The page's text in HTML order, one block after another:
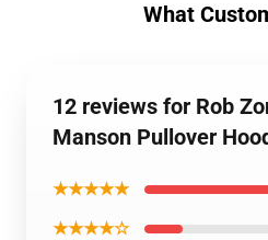
What
12 reviews for Rob
Manson Pullover
★★★★★
★★★★☆